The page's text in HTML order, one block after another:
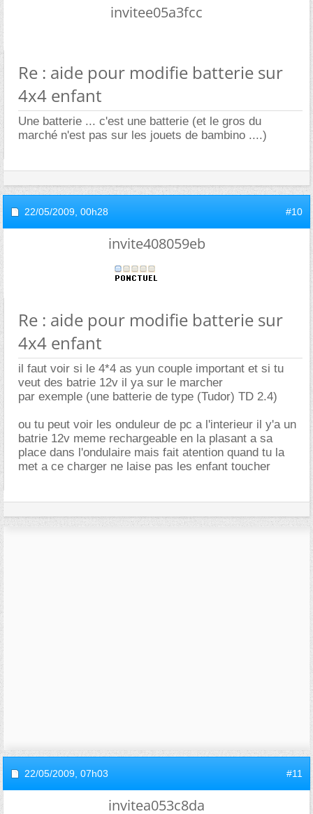
invitee05a3fcc
Re : aide pour modifie batterie sur
4x4 enfant
Une batterie ... c'est une batterie (et le gros du
marché n'est pas sur les jouets de bambino ....)
22/05/2009, 00h28 #10
invite408059eb
Re : aide pour modifie batterie sur
4x4 enfant
il faut voir si le 4*4 as yun couple important et si tu
veut des batrie 12v il ya sur le marcher
par exemple (une batterie de type (Tudor) TD 2.4)
ou tu peut voir les onduleur de pc a l'interieur il y'a un
batrie 12v meme rechargeable en la plasant a sa
place dans l'ondulaire mais fait atention quand tu la
met a ce charger ne laise pas les enfant toucher
22/05/2009, 07h03 #11
invitea053c8da